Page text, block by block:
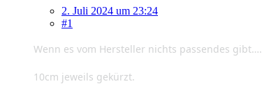
2. Juli 2024 um 23:24
#1
Wenn es vom Hersteller nichts passendes gibt….
10cm jeweils gekürzt.